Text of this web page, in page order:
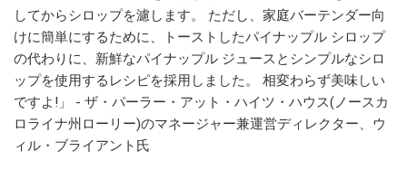
してからシロップを濾します。 ただし、家庭バーテンダー向
けに簡単にするために、トーストしたパイナップル シロップ
の代わりに、新鮮なパイナップル ジュースとシンプルなシロ
ップを使用するレシピを採用しました。 相変わらず美味しい
ですよ!」 - ザ・パーラー・アット・ハイツ・ハウス(ノースカ
ロライナ州ローリー)のマネージャー兼運営ディレクター、ウ
ィル・ブライアント氏